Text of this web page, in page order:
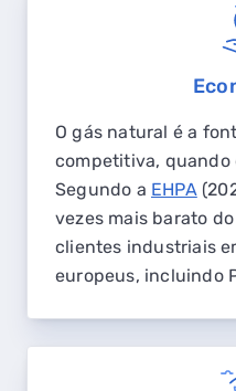
O gás natural é a
competitiva, quando
Segundo a EHPA
vezes mais barato
clientes industriais
europeus, incluindo